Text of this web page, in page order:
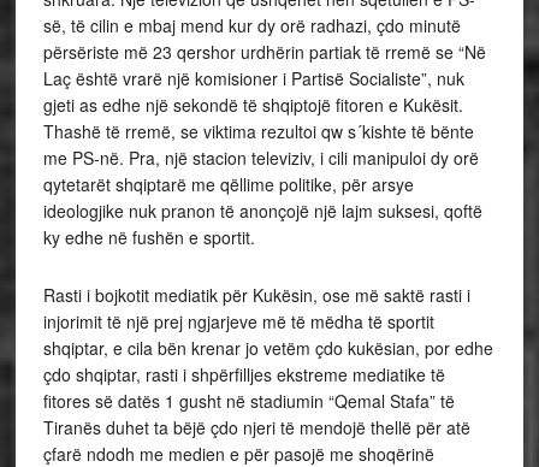
së, të cilin e mbaj mend kur dy orë radhazi, çdo minutë
përsëriste më 23 qershor urdhërin partiak të rremë se “Në
Laç është vrarë një komisioner i Partisë Socialiste”, nuk
gjeti as edhe një sekondë të shqiptojë fitoren e Kukësit.
Thashë të rremë, se viktima rezultoi qw s´kishte të bënte
me PS-në. Pra, një stacion televiziv, i cili manipuloi dy orë
qytetarët shqiptarë me qëllime politike, për arsye
ideologjike nuk pranon të anonçojë një lajm suksesi, qoftë
ky edhe në fushën e sportit.
Rasti i bojkotit mediatik për Kukësin, ose më saktë rasti i
injorimit të një prej ngjarjeve më të mëdha të sportit
shqiptar, e cila bën krenar jo vetëm çdo kukësian, por edhe
çdo shqiptar, rasti i shpërfilljes ekstreme mediatike të
fitores së datës 1 gusht në stadiumin “Qemal Stafa” të
Tiranës duhet ta bëjë çdo njeri të mendojë thellë për atë
çfarë ndodh me medien e për pasojë me shoqërinë